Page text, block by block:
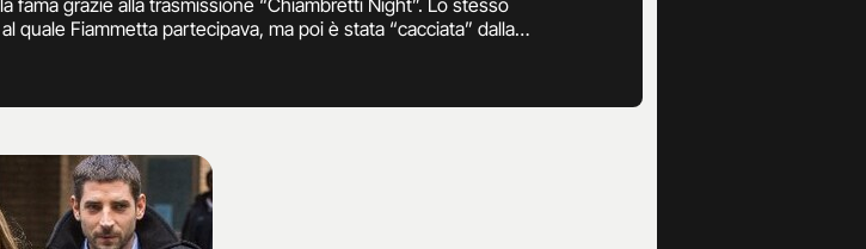
grazie alla trasmissione “Chiambretti Night”. Lo stesso
quale Fiammetta partecipava, ma poi è stata “cacciata” dalla
il documentario “Wild-oltre natura” su Canale 5 ed ha posato per
durante romantico viaggio in Kenya con un misterioso ragazzo.